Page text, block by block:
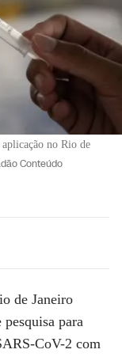
no Rio de
Conteúdo
de Janeiro
para
CoV-2 com